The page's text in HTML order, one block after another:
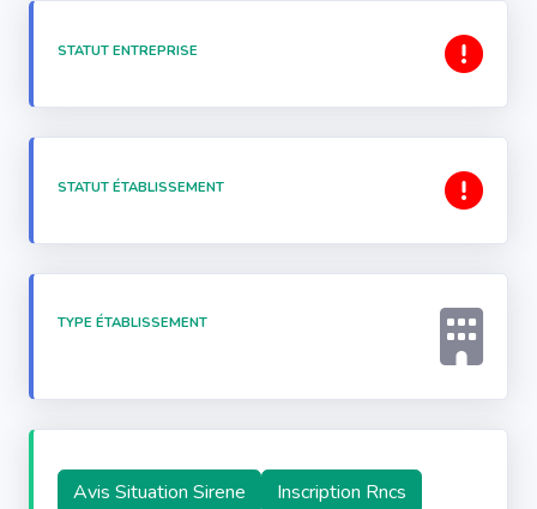
STATUT ENTREPRISE
STATUT ÉTABLISSEMENT
TYPE ÉTABLISSEMENT
Avis Situation Sirene Inscription Rncs